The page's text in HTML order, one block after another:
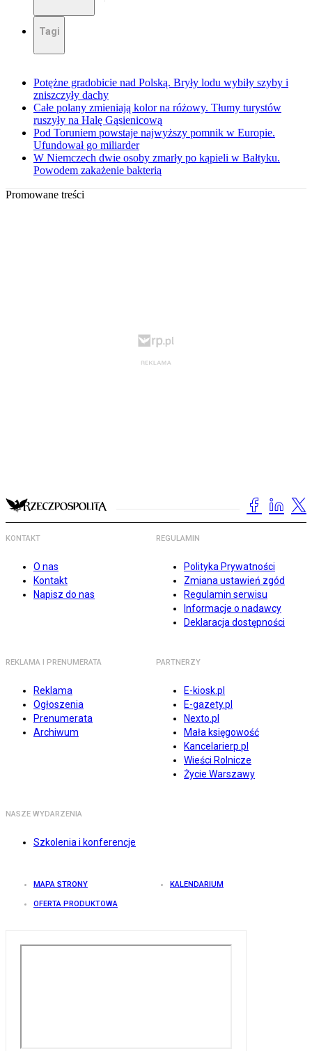
Tagi
Potężne gradobicie nad Polską. Bryły lodu wybiły szyby i
zniszczyły dachy
Całe polany zmieniają kolor na różowy. Tłumy turystów
ruszyły na Halę Gąsienicową
Pod Toruniem powstaje najwyższy pomnik w Europie.
Ufundował go miliarder
W Niemczech dwie osoby zmarły po kąpieli w Bałtyku.
Powodem zakażenie bakterią
Promowane treści
KONTAKT
O nas
Kontakt
Napisz do nas
REGULAMIN
Polityka Prywatności
Zmiana ustawień zgód
Regulamin serwisu
Informacje o nadawcy
Deklaracja dostępności
REKLAMA I PRENUMERATA
Reklama
Ogłoszenia
Prenumerata
Archiwum
PARTNERZY
E-kiosk.pl
E-gazety.pl
Nexto.pl
Mała księgowość
Kancelarierp.pl
Wieści Rolnicze
Życie Warszawy
NASZE WYDARZENIA
Szkolenia i konferencje
MAPA STRONY KALENDARIUM
OFERTA PRODUKTOWA